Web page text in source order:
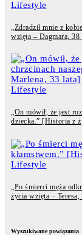
Lifestyle
„Zdradził mnie z
wzięta – Dagmara, 38
Lifestyle
„On mówił, że jest
dziecka.” [Historia z
Lifestyle
„Po śmierci męża
życia wzięta –
Wyszukiwane powiązania